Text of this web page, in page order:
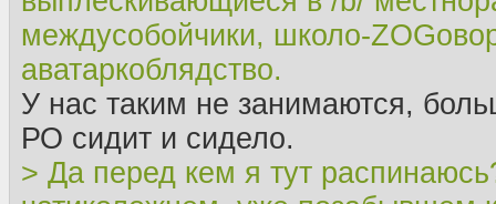
междусобойчики, школо-
аватаркоблядство.
У нас таким не занимаются,
РО сидит и сидело.
> Да перед кем я тут